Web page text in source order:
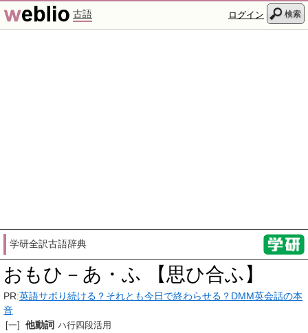
古語 ログイン 検索
学研全訳古語辞典
おもひ－あ・ふ 【思ひ合ふ】
PR:英語サボり続ける？それとも今日で終わらせる？DMM英会話の本
音
[一] 他動詞 ハ行四段活用